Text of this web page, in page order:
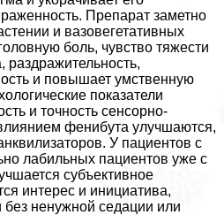
Препарат заметно
и вазовегетативных
боль, чувство тяжести
раздражительность,
и повышает умственную
показатели
и точность сенсорно-
фенибута улучшаются,
У пациентов с
лабильных пациентов уже с
субъективное
интерес и инициатива,
без ненужной седации или